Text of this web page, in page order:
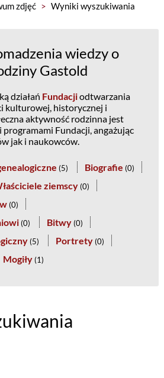
zdjęć > Wyniki wyszukiwania
wiedzy o
Gastold
działań Fundacjiodtwarzania
kulturowej, historycznej i
aktywność rodzinna jest
programami Fundacji, angażując
jak i naukowców.
(5) Biografie (0)
ziemscy (0)
(0)
(0) Bitwy (0)
(5) Portrety (0)
Mogiły (1)